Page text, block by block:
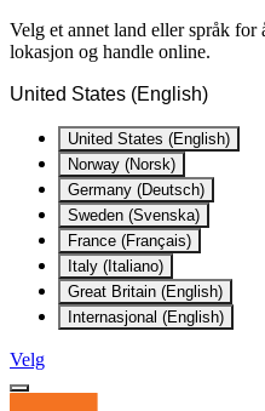
Velg et annet land eller språk
lokasjon og handle online.
United States (English)
United States (English)
Norway (Norsk)
Germany (Deutsch)
Sweden (Svenska)
France (Français)
Italy (Italiano)
Great Britain (English)
Internasjonal (English)
Velg